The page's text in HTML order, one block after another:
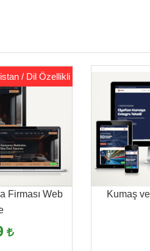
/ Dil Özellikli
Firması Web
Kumaş